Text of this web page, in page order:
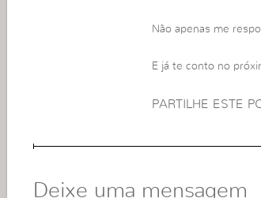
Não apenas me
E já te conto no
PARTILHE ESTE
Deixe uma mensagem